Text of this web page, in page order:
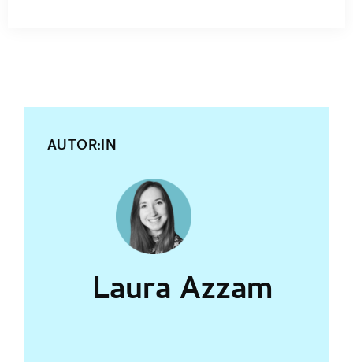
AUTOR:IN
Laura Azzam